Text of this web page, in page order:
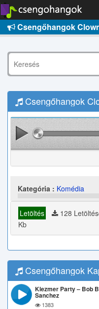
Csengőhangok
Csengőhangok
Kategória : Komédia
Letöltés 128
Kb
Csengőhangok
Klezmer Party – Bob
Sanchez
1383